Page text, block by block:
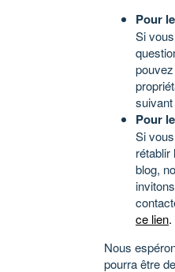
Pour
Si
suivant
Pour
Si
rétablir
blog,
ce lien.
Nous
pourra être